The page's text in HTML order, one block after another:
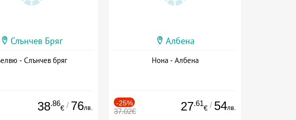
Слънчев Бряг
- Слънчев бряг
38.86
€ / 76лв.
Албена
Нона - Албена
-25%
37.02€ 27.61
€ / 54лв.